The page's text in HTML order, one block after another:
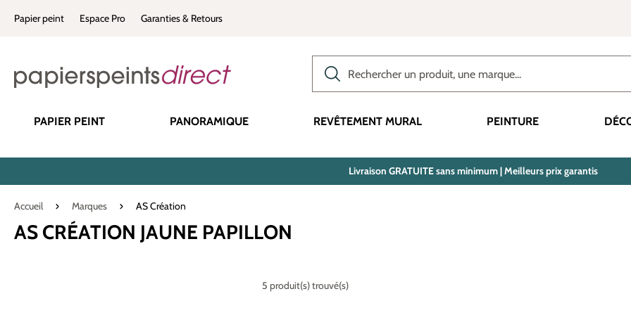
Passer à la navigation principale
Papier peint Espace Pro Garanties & Retours
PAPIER PEINT PANORAMIQUE REVÊTEMENT MURAL PEINTURE
Livraison GRATUITE sans minimum | Meilleurs prix garantis
Accueil Marques AS Création
AS CRÉATION JAUNE PAPILLON
5 produit(s) trouvé(s)